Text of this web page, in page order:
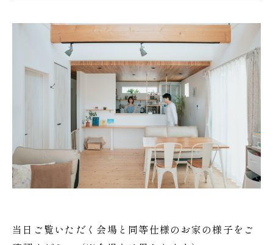
当日ご覧いただく会場と同等仕様のお家の様子をご